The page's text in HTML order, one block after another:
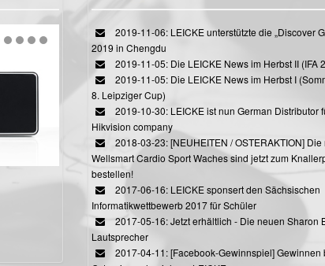
2019-11-06: LEICKE unterstützte die „Discover
2019 in Chengdu
2019-11-05: Die LEICKE News im Herbst II (IFA
2019-11-05: Die LEICKE News im Herbst I
8. Leipziger Cup)
2019-10-30: LEICKE ist nun German Distributor
Hikvision company
2018-03-23: [NEUHEITEN / OSTERAKTION] Die
Wellsmart Cardio Sport Waches sind jetzt zum
bestellen!
2017-06-16: LEICKE sponsert den Sächsischen
Informatikwettbewerb 2017 für Schüler
2017-05-16: Jetzt erhältlich - Die neuen Sharon
Lautsprecher
2017-04-11: [Facebook-Gewinnspiel] Gewinnen